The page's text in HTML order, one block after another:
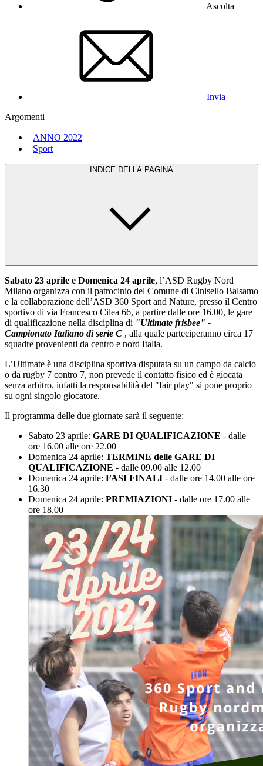
Ascolta
Invia
Argomenti
ANNO 2022
Sport
INDICE DELLA PAGINA
Sabato 23 aprile e Domenica 24 aprile, l’ASD Rugby Nord
Milano organizza con il patrocinio del Comune di Cinisello Balsamo
e la collaborazione dell’ASD 360 Sport and Nature, presso il Centro
sportivo di via Francesco Cilea 66, a partire dalle ore 16.00, le gare
di qualificazione nella disciplina di "Ultimate frisbee" -
Campionato Italiano di serie C , alla quale parteciperanno circa 17
squadre provenienti da centro e nord Italia.
L’Ultimate è una disciplina sportiva disputata su un campo da calcio
o da rugby 7 contro 7, non prevede il contatto fisico ed è giocata
senza arbitro, infatti la responsabilità del "fair play" si pone proprio
su ogni singolo giocatore.
Il programma delle due giornate sarà il seguente:
Sabato 23 aprile: GARE DI QUALIFICAZIONE - dalle
ore 16.00 alle ore 22.00
Domenica 24 aprile: TERMINE delle GARE DI
QUALIFICAZIONE - dalle 09.00 alle 12.00
Domenica 24 aprile: FASI FINALI - dalle ore 14.00 alle ore
16.30
Domenica 24 aprile: PREMIAZIONI - dalle ore 17.00 alle
ore 18.00